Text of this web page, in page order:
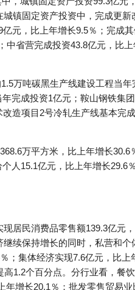
镇固定资产投资中，完成更新
元，比上年增长9.5％；完成
中省营完成投资43.8亿元，比上
万吨碳黑生产线建设工程当年
完成投资1亿元；鞍山钢铁集
造项目2号冷轧生产线基本完
万平方米，比上年增长30.6
人15.1亿元，比上年增长29.6
居民消费品零售额139.3亿元
续保持增长的同时，私营和个
；集体经济实现7.6亿元，比上
1.2个百分点。分行业看，餐
年增长20.1％；批发零售贸易